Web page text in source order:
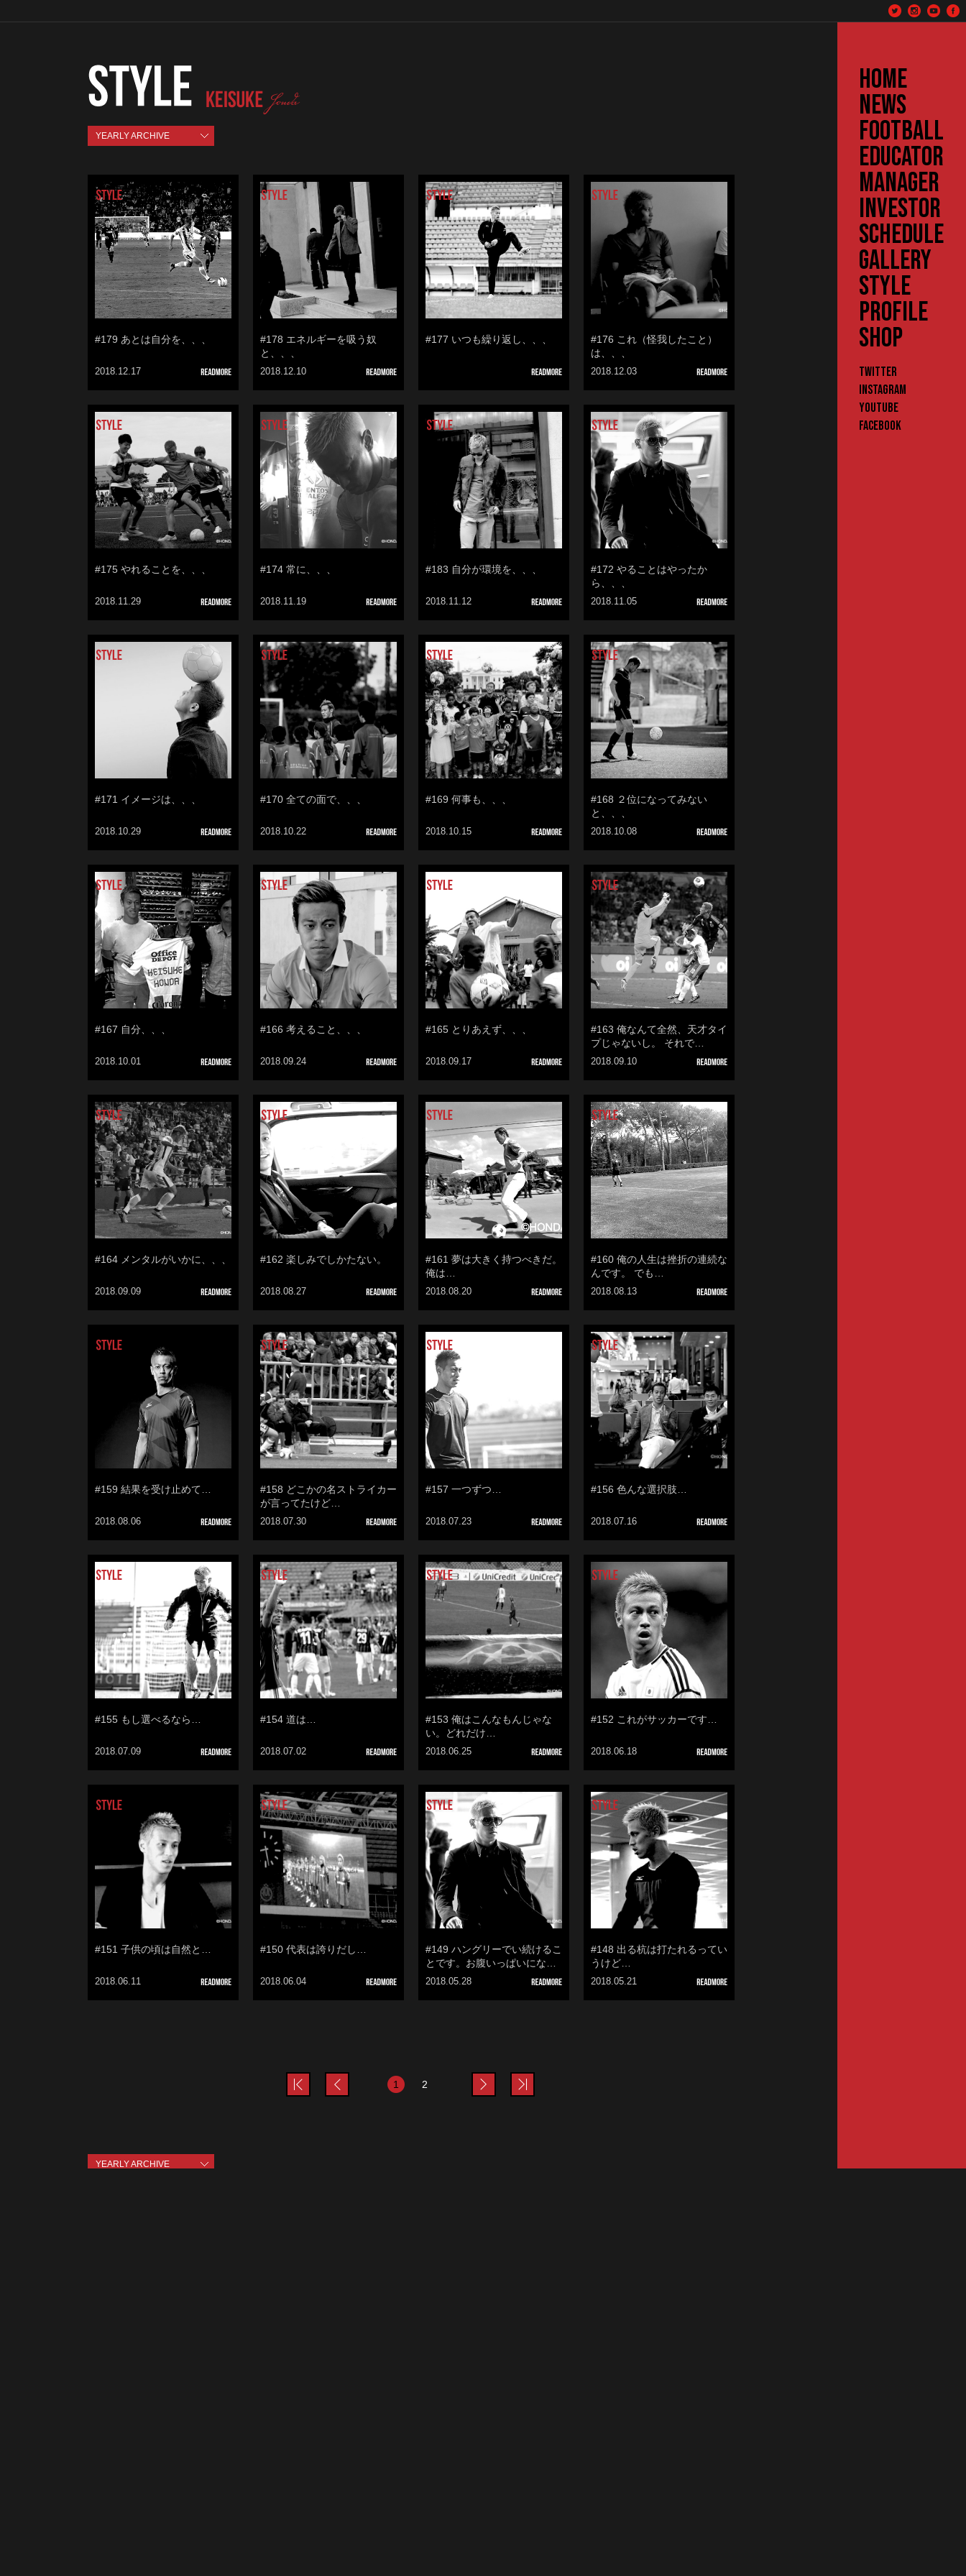
YEARLY ARCHIVE
#179 あとは自分を、、、
2018.12.17
#178 エネルギーを吸う奴
と、、、
2018.12.10
#177 いつも繰り返し、、、
#176 これ（怪我したこと）
は、、、
2018.12.03
#175 やれることを、、、
2018.11.29
#174 常に、、、
2018.11.19
#183 自分が環境を、、、
2018.11.12
#172 やることはやったか
ら、、、
2018.11.05
#171 イメージは、、、
2018.10.29
#170 全ての面で、、、
2018.10.22
#169 何事も、、、
2018.10.15
#168 ２位になってみない
と、、、
2018.10.08
#167 自分、、、
2018.10.01
#166 考えること、、、
2018.09.24
#165 とりあえず、、、
2018.09.17
#163 俺なんて全然、天才タイ
プじゃないし。 それで…
2018.09.10
#164 メンタルがいかに、、、
2018.09.09
#162 楽しみでしかたない。
2018.08.27
#161 夢は大きく持つべきだ。
俺は…
2018.08.20
#160 俺の人生は挫折の連続な
んです。 でも…
2018.08.13
#159 結果を受け止めて…
2018.08.06
#158 どこかの名ストライカー
が言ってたけど…
2018.07.30
#157 一つずつ…
2018.07.23
#156 色んな選択肢…
2018.07.16
#155 もし選べるなら…
2018.07.09
#154 道は…
2018.07.02
#153 俺はこんなもんじゃな
い。どれだけ…
2018.06.25
#152 これがサッカーです…
2018.06.18
#151 子供の頃は自然と…
2018.06.11
#150 代表は誇りだし…
2018.06.04
#149 ハングリーでい続けるこ
とです。お腹いっぱいにな…
2018.05.28
#148 出る杭は打たれるってい
うけど…
2018.05.21
prev
prev
1
2
next last
YEARLY ARCHIVE
HOME
NEWS
FOOTBALL
EDUCATOR
MANAGER
INVESTOR
SCHEDULE
GALLERY
STYLE
PROFILE
SHOP
Twitter
Instagram
YouTube
Facebook